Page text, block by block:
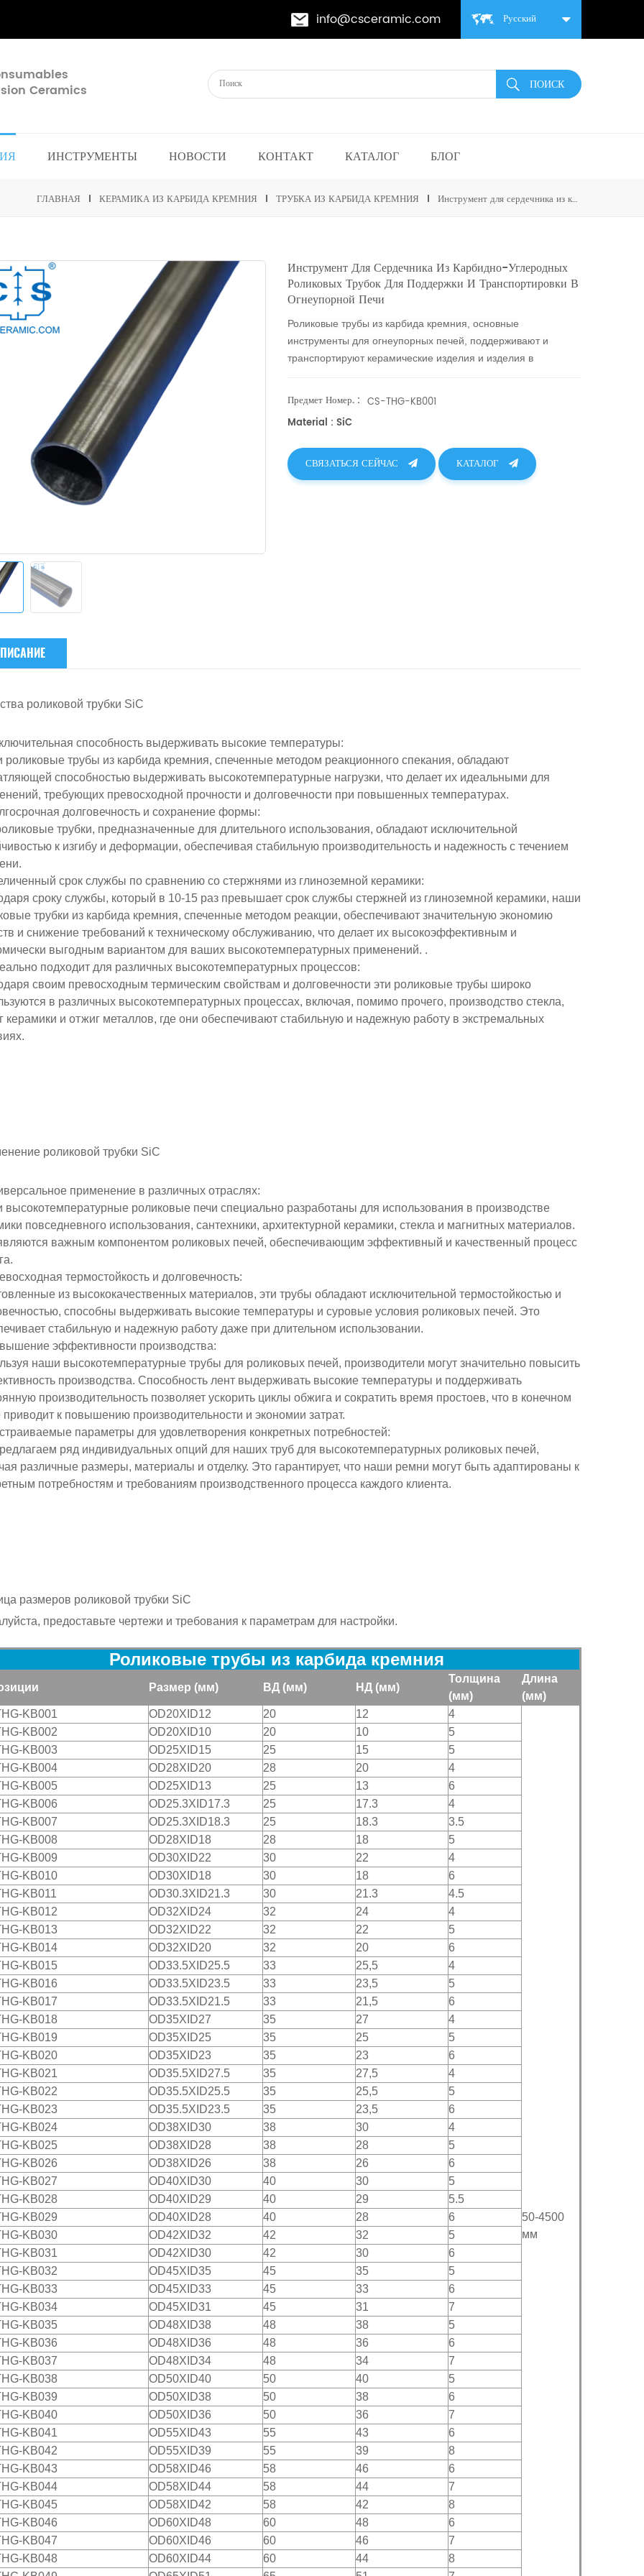
Русский
info@csceramic.com
Ceramics
ИНСТРУМЕНТЫ НОВОСТИ КОНТАКТ КАТАЛОГ БЛОГ
ГЛАВНАЯ КЕРАМИКА ИЗ КАРБИДА КРЕМНИЯ ТРУБКА ИЗ КАРБИДА КРЕМНИЯ Инструмент для сердечника из карбидно-углеродных роликовых трубок для поддержки и транспортировки в огнеупорной печи
Инструмент Для Сердечника Из Карбидно-Углеродных
Роликовых Трубок Для Поддержки И Транспортировки В
Огнеупорной Печи
Роликовые трубы из карбида кремния, основные
инструменты для огнеупорных печей, поддерживают и
транспортируют керамические изделия и изделия в
Предмет Номер. : CS-THG-KB001
Material : SiC
СВЯЗАТЬСЯ СЕЙЧАС КАТАЛОГ
роликовой трубки SiC
способность выдерживать высокие температуры:
трубы из карбида кремния, спеченные методом реакционного спекания, обладают
способностью выдерживать высокотемпературные нагрузки, что делает их идеальными для
требующих превосходной прочности и долговечности при повышенных температурах.
долговечность и сохранение формы:
трубки, предназначенные для длительного использования, обладают исключительной
к изгибу и деформации, обеспечивая стабильную производительность и надежность с течением
срок службы по сравнению со стержнями из глиноземной керамики:
сроку службы, который в 10-15 раз превышает срок службы стержней из глиноземной керамики, наши
трубки из карбида кремния, спеченные методом реакции, обеспечивают значительную экономию
и снижение требований к техническому обслуживанию, что делает их высокоэффективным и
выгодным вариантом для ваших высокотемпературных применений. .
подходит для различных высокотемпературных процессов:
своим превосходным термическим свойствам и долговечности эти роликовые трубы широко
в различных высокотемпературных процессах, включая, помимо прочего, производство стекла,
керамики и отжиг металлов, где они обеспечивают стабильную и надежную работу в экстремальных
роликовой трубки SiC
применение в различных отраслях:
роликовые печи специально разработаны для использования в производстве
повседневного использования, сантехники, архитектурной керамики, стекла и магнитных материалов.
важным компонентом роликовых печей, обеспечивающим эффективный и качественный процесс
термостойкость и долговечность:
из высококачественных материалов, эти трубы обладают исключительной термостойкостью и
способны выдерживать высокие температуры и суровые условия роликовых печей. Это
стабильную и надежную работу даже при длительном использовании.
эффективности производства:
наши высокотемпературные трубы для роликовых печей, производители могут значительно повысить
производства. Способность лент выдерживать высокие температуры и поддерживать
производительность позволяет ускорить циклы обжига и сократить время простоев, что в конечном
приводит к повышению производительности и экономии затрат.
параметры для удовлетворения конкретных потребностей:
ряд индивидуальных опций для наших труб для высокотемпературных роликовых печей,
различные размеры, материалы и отделку. Это гарантирует, что наши ремни могут быть адаптированы к
потребностям и требованиям производственного процесса каждого клиента.
размеров роликовой трубки SiC
предоставьте чертежи и требования к параметрам для настройки.
Роликовые трубы из карбида кремния
Размер (мм) ВД (мм) НД (мм)
Толщина
(мм)
Длина
(мм)
KB001
OD20XID12 20 12 4
50-4500
мм
KB002 OD20XID10 20 10
5
KB003
OD25XID15 25 15
5
KB004
OD28XID20 28 20
4
KB005
OD25XID13 25 13
6
KB006
OD25.3XID17.3 25 17.3
4
KB007
OD25.3XID18.3 25 18.3
3.5
KB008
OD28XID18 28 18
5
KB009
OD30XID22 30 22
4
KB010
OD30XID18 30 18
6
KB011
OD30.3XID21.3 30 21.3
4.5
KB012
OD32XID24 32 24
4
KB013
OD32XID22 32 22
5
KB014
OD32XID20 32 20
6
KB015
OD33.5XID25.5 33 25,5
4
KB016
OD33.5XID23.5 33 23,5
5
KB017
OD33.5XID21.5 33 21,5
6
KB018
OD35XID27 35 27
4
KB019
OD35XID25 35 25
5
KB020
OD35XID23 35 23
6
KB021
OD35.5XID27.5 35 27,5
4
KB022
OD35.5XID25.5 35 25,5
5
KB023
OD35.5XID23.5 35 23,5
6
KB024
OD38XID30 38 30
4
KB025
OD38XID28 38 28
5
KB026
OD38XID26 38 26
6
KB027
OD40XID30 40 30
5
KB028
OD40XID29 40 29
5.5
KB029
OD40XID28 40 28
6
KB030
OD42XID32 42 32
5
KB031
OD42XID30 42 30
6
KB032
OD45XID35 45 35
5
KB033
OD45XID33 45 33
6
KB034
OD45XID31 45 31
7
KB035
OD48XID38 48 38
5
KB036
OD48XID36 48 36
6
KB037
OD48XID34 48 34
7
KB038
OD50XID40 50 40
5
KB039
OD50XID38 50 38
6
KB040
OD50XID36 50 36
7
KB041
OD55XID43 55 43
6
KB042
OD55XID39 55 39
8
KB043
OD58XID46 58 46
6
KB044
OD58XID44 58 44
7
KB045
OD58XID42 58 42
8
KB046
OD60XID48 60 48
6
KB047
OD60XID46 60 46
7
KB048
OD60XID44 60 44
8